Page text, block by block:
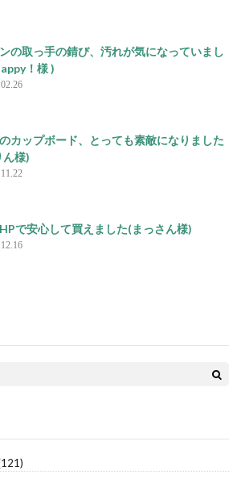
の取っ手の錆び、汚れが気になっていまし
！様 )
カップボード、とっても素敵になりました
ん様)
で安心して買えました(まっさん様)